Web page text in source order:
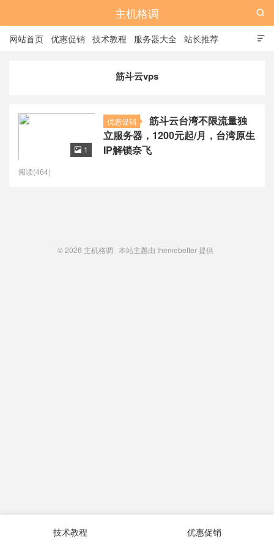
主机格调

网站首页 优惠促销 技术教程 服务器大全 站长推荐

筋斗云vps
优惠促销
筋斗云台湾不限流量独
立服务器，1200元起/月，台湾原生
IP解锁奈飞
 1
阅读(464)
© 2026 主机格调 本站主题由 themebetter提供
技术教程 优惠促销